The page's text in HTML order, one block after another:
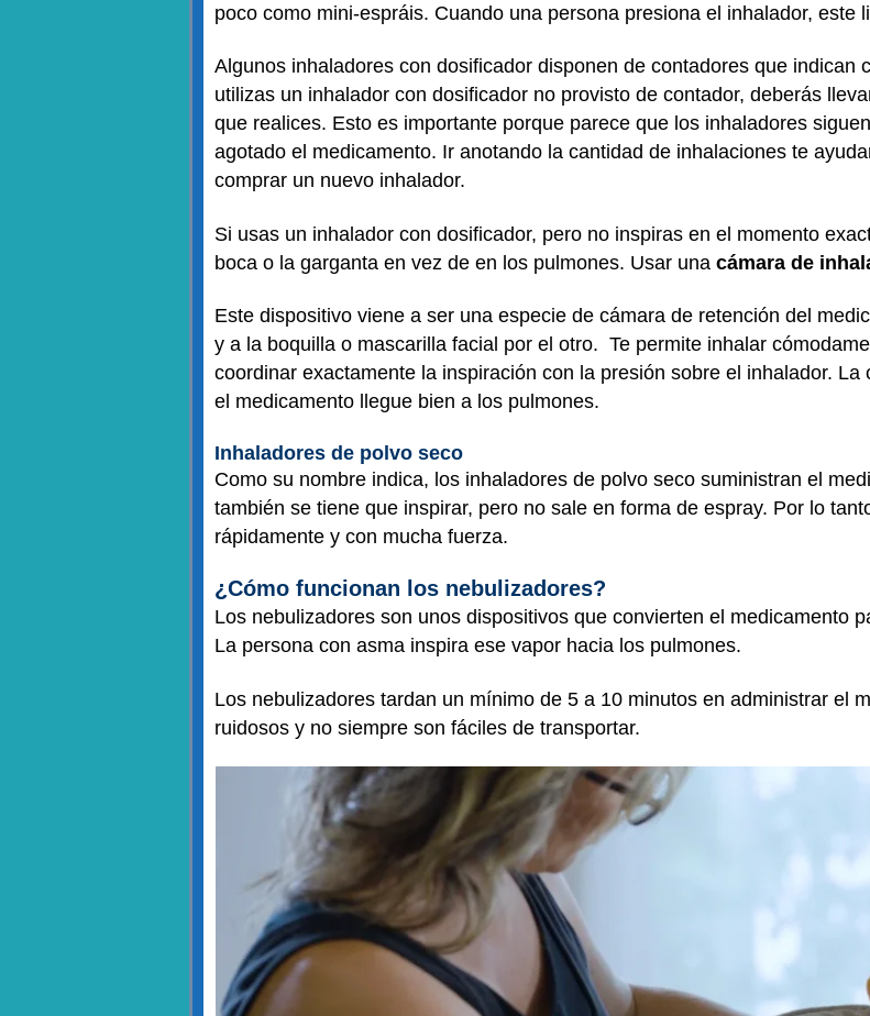
poco como mini-espráis. Cuando una persona presiona el inhalador, este
Algunos inhaladores con dosificador disponen de contadores que indican
utilizas un inhalador con dosificador no provisto de contador, deberás
que realices. Esto es importante porque parece que los inhaladores
agotado el medicamento. Ir anotando la cantidad de inhalaciones te
comprar un nuevo inhalador.
Si usas un inhalador con dosificador, pero no inspiras en el momento
boca o la garganta en vez de en los pulmones. Usar una cámara de
Este dispositivo viene a ser una especie de cámara de retención del
y a la boquilla o mascarilla facial por el otro. Te permite inhalar
coordinar exactamente la inspiración con la presión sobre el inhalador. La
el medicamento llegue bien a los pulmones.
Inhaladores de polvo seco
Como su nombre indica, los inhaladores de polvo seco suministran el
también se tiene que inspirar, pero no sale en forma de espray. Por lo
rápidamente y con mucha fuerza.
¿Cómo funcionan los nebulizadores?
Los nebulizadores son unos dispositivos que convierten el medicamento
La persona con asma inspira ese vapor hacia los pulmones.
Los nebulizadores tardan un mínimo de 5 a 10 minutos en administrar el
ruidosos y no siempre son fáciles de transportar.